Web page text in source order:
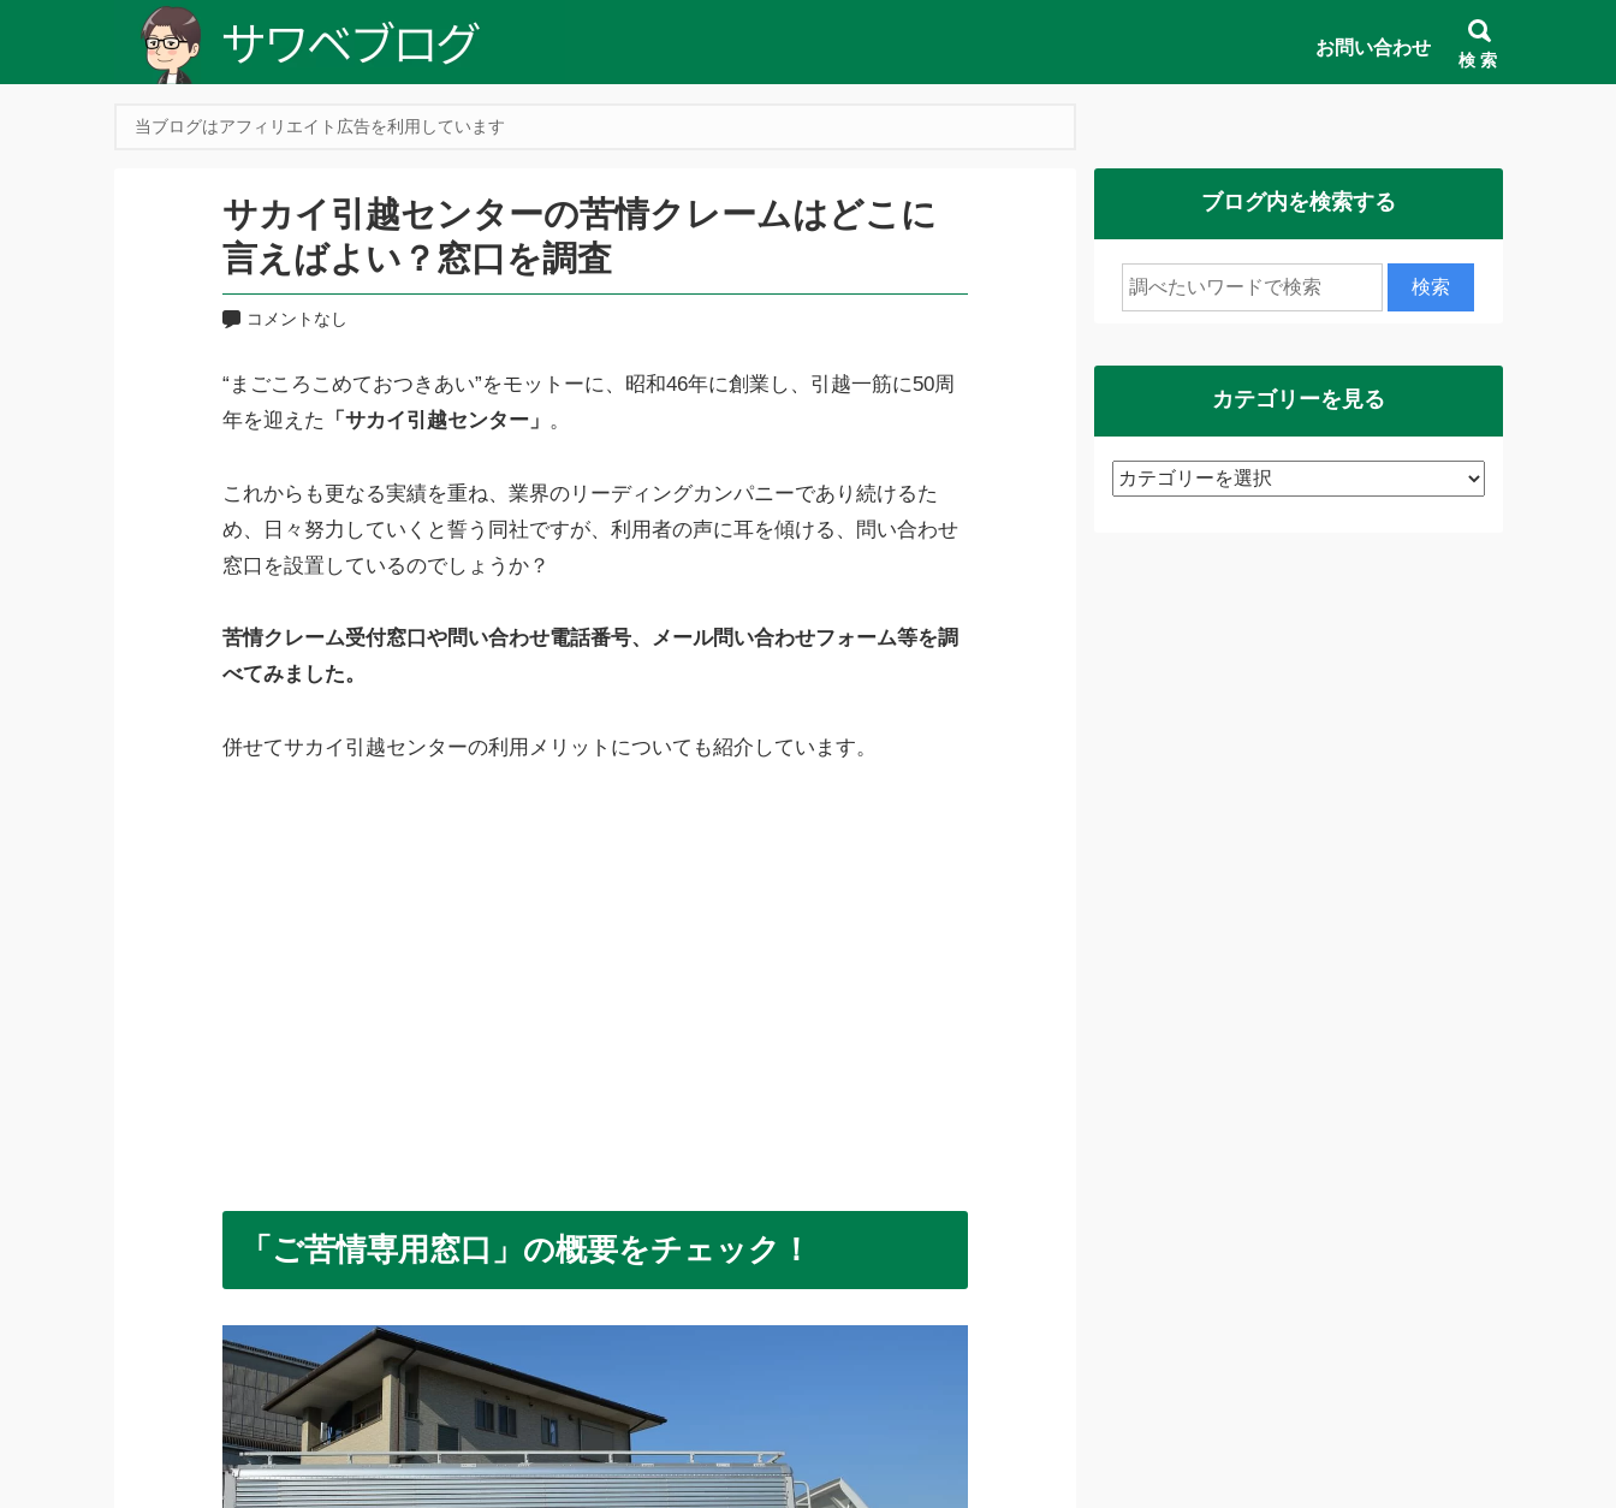
お問い合わせ
検 索
当ブログはアフィリエイト広告を利用しています
サカイ引越センターの苦情クレームはどこに
言えばよい？窓口を調査
コメントなし
“まごころこめておつきあい”をモットーに、昭和46年に創業し、引越一筋に50周
年を迎えた 「サカイ引越センター」 。
これからも更なる実績を重ね、業界のリーディングカンパニーであり続けるた
め、日々努力していくと誓う同社ですが、利用者の声に耳を傾ける、問い合わせ
窓口を設置しているのでしょうか？
苦情クレーム受付窓口や問い合わせ電話番号、メール問い合わせフォーム等を調
べてみました。
併せてサカイ引越センターの利用メリットについても紹介しています。
「ご苦情専用窓口」の概要をチェック！
ブログ内を検索する
カテゴリーを見る
カ